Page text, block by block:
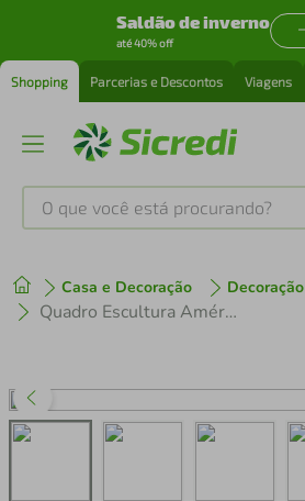
Saldão de inverno
até 40% off
Shopping Parcerias e Descontos Viagens
O que você está procurando?
Casa e Decoração Decoração
Quadro Escultura América do Sul 100x36 Marrom
1º tenis
perfume